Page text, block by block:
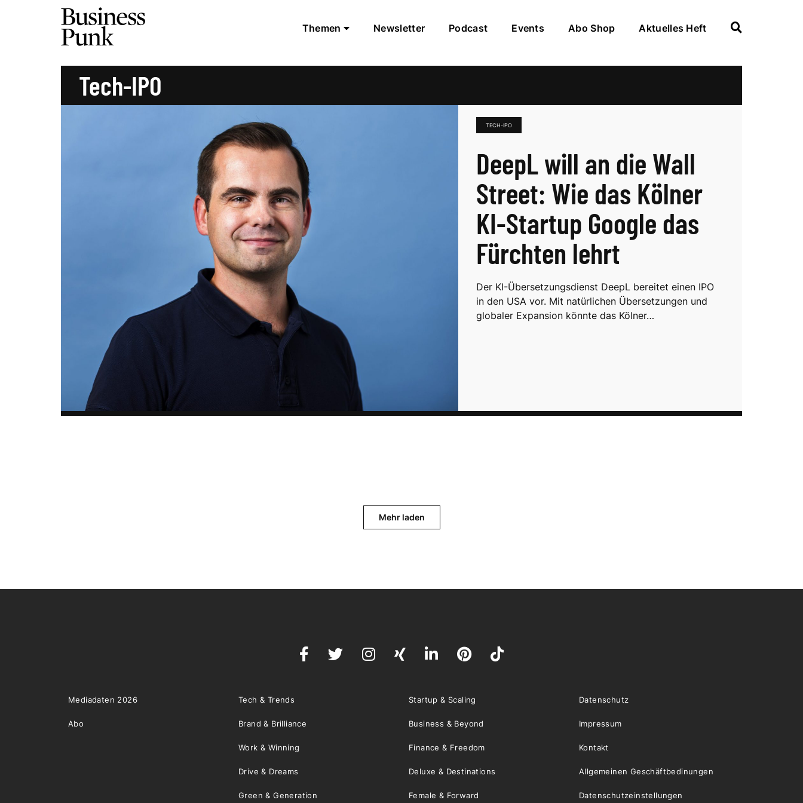
Themen Newsletter Podcast Events Abo Shop Aktuelles Heft
Tech-IPO
TECH-IPO
DeepL will an die Wall
Street: Wie das Kölner
KI-Startup Google das
Fürchten lehrt
Der KI-Übersetzungsdienst DeepL bereitet einen IPO
in den USA vor. Mit natürlichen Übersetzungen und
globaler Expansion könnte das Kölner…
Mehr laden
Mediadaten 2026
Abo
Tech & Trends Startup & Scaling
Brand & Brilliance Business & Beyond
Work & Winning Finance & Freedom
Drive & Dreams Deluxe & Destinations
Green & Generation Female & Forward
Datenschutz
Impressum
Kontakt
Allgemeinen Geschäftbedinungen
Datenschutzeinstellungen